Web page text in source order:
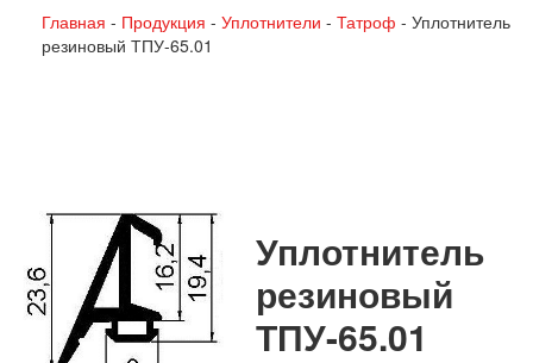
Главная - Продукция - Уплотнители - Татроф - Уплотнитель
резиновый ТПУ-65.01
Уплотнитель
резиновый
ТПУ-65.01